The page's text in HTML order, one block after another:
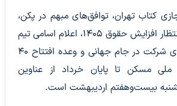
کتاب تهران، توافق‌های مبهم در پکن،
بازنشستگان چشم انتظار افزایش حقوق ۱۴۰۵، اعلام اسامی تیم
ملی فوتبال ایران برای شرکت در جام جهانی و وعده افتتاح ۴۰
مسکن تا پایان خرداد از عناوین
بیست‌وهفتم اردیبهشت است.